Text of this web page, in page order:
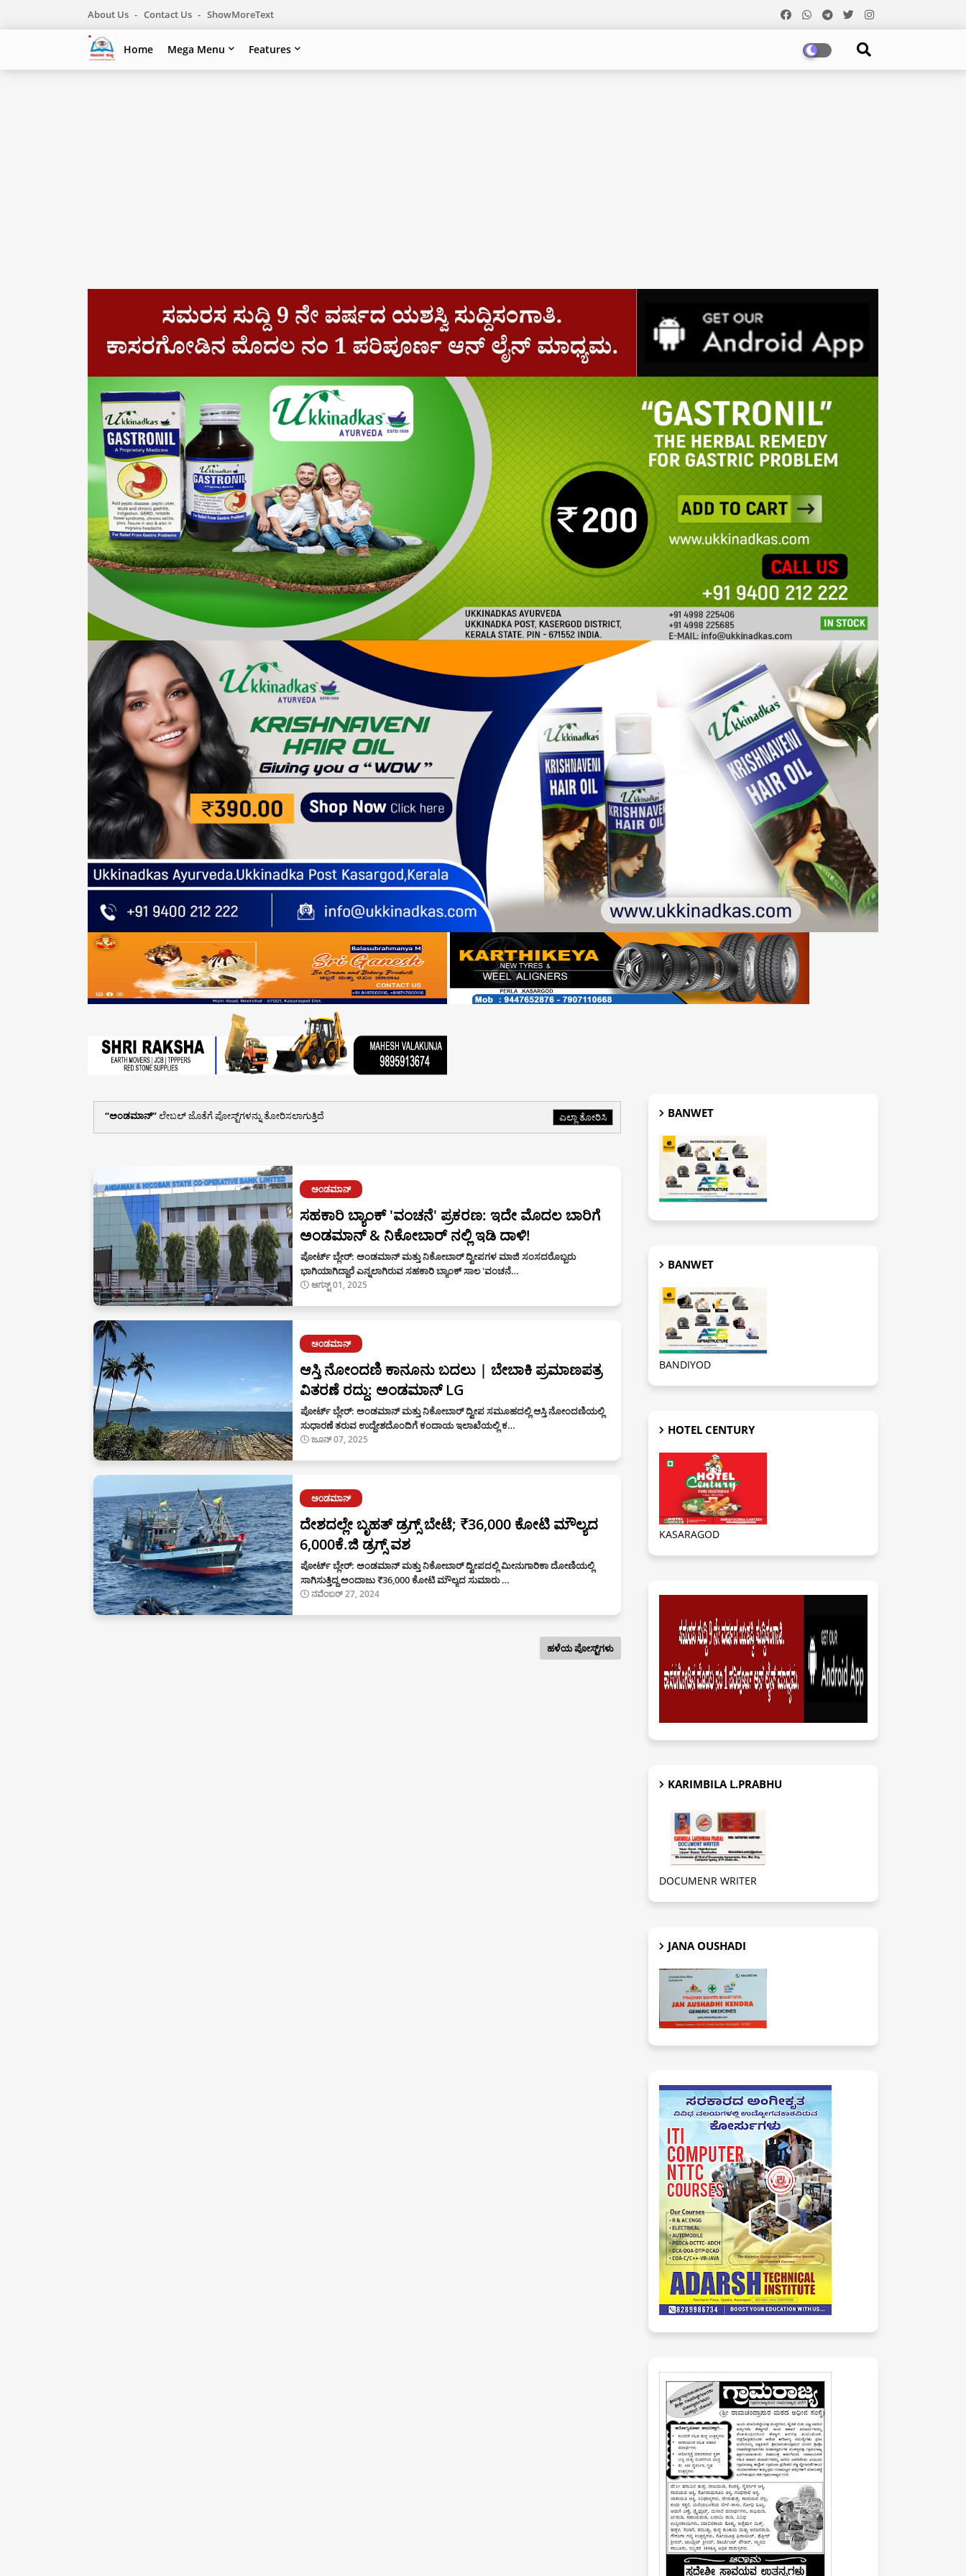
About Us Contact Us ShowMoreText
Home Mega Menu Features
ಅಂಡಮಾನ್ ಲೇಬಲ್ ಜೊತೆಗೆ ಪೋಸ್ಟ್‌ಗಳನ್ನು ತೋರಿಸಲಾಗುತ್ತಿದೆ ಎಲ್ಲಾ ತೋರಿಸಿ
ಅಂಡಮಾನ್
ಸಹಕಾರಿ ಬ್ಯಾಂಕ್ 'ವಂಚನೆ' ಪ್ರಕರಣ: ಇದೇ ಮೊದಲ ಬಾರಿಗೆ
ಅಂಡಮಾನ್ & ನಿಕೋಬಾರ್ ನಲ್ಲಿ ಇಡಿ ದಾಳಿ!
ಪೋರ್ಟ್ ಬ್ಲೇರ್: ಅಂಡಮಾನ್ ಮತ್ತು ನಿಕೋಬಾರ್ ದ್ವೀಪಗಳ ಮಾಜಿ ಸಂಸದರೊಬ್ಬರು
ಭಾಗಿಯಾಗಿದ್ದಾರೆ ಎನ್ನಲಾಗಿರುವ ಸಹಕಾರಿ ಬ್ಯಾಂಕ್ ಸಾಲ 'ವಂಚನೆ…
ಆಗಸ್ಟ್ 01, 2025
ಅಂಡಮಾನ್
ಆಸ್ತಿ ನೋಂದಣಿ ಕಾನೂನು ಬದಲು | ಬೇಬಾಕಿ ಪ್ರಮಾಣಪತ್ರ
ವಿತರಣೆ ರದ್ದು: ಅಂಡಮಾನ್ LG
ಪೋರ್ಟ್‌ ಬ್ಲೇರ್: ಅಂಡಮಾನ್ ಮತ್ತು ನಿಕೋಬಾರ್ ದ್ವೀಪ ಸಮೂಹದಲ್ಲಿ ಆಸ್ತಿ ನೋಂದಣಿಯಲ್ಲಿ
ಸುಧಾರಣೆ ತರುವ ಉದ್ದೇಶದೊಂದಿಗೆ ಕಂದಾಯ ಇಲಾಖೆಯಲ್ಲಿ ಕ…
ಜೂನ್ 07, 2025
ಅಂಡಮಾನ್
ದೇಶದಲ್ಲೇ ಬೃಹತ್ ಡ್ರಗ್ಸ್ ಬೇಟೆ; ₹36,000 ಕೋಟಿ ಮೌಲ್ಯದ
6,000ಕೆ.ಜಿ ಡ್ರಗ್ಸ್ ವಶ
ಪೋರ್ಟ್ ಬ್ಲೇರ್: ಅಂಡಮಾನ್ ಮತ್ತು ನಿಕೋಬಾರ್ ದ್ವೀಪದಲ್ಲಿ ಮೀನುಗಾರಿಕಾ ದೋಣಿಯಲ್ಲಿ
ಸಾಗಿಸುತ್ತಿದ್ದ ಅಂದಾಜು ₹36,000 ಕೋಟಿ ಮೌಲ್ಯದ ಸುಮಾರು …
ನವೆಂಬರ್ 27, 2024
ಹಳೆಯ ಪೋಸ್ಟ್‌ಗಳು
BANWET
BANWET
BANDIYOD
HOTEL CENTURY
KASARAGOD
KARIMBILA L.PRABHU
DOCUMENR WRITER
JANA OUSHADI